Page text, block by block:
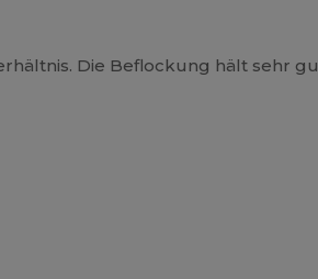
Die Beflockung hält sehr